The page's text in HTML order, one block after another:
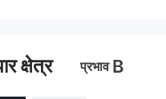
क्षेत्र प्रभाव B